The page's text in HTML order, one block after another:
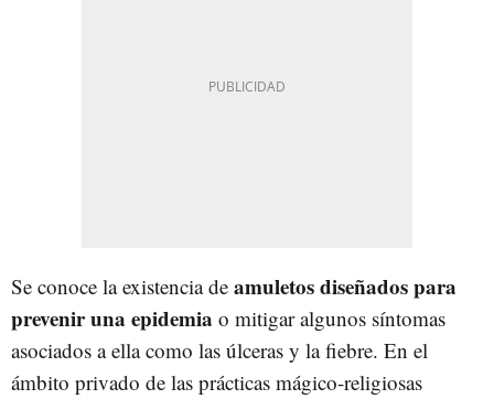
Se conoce la existencia de amuletos diseñados para
prevenir una epidemia o mitigar algunos síntomas
asociados a ella como las úlceras y la fiebre. En el
ámbito privado de las prácticas mágico-religiosas